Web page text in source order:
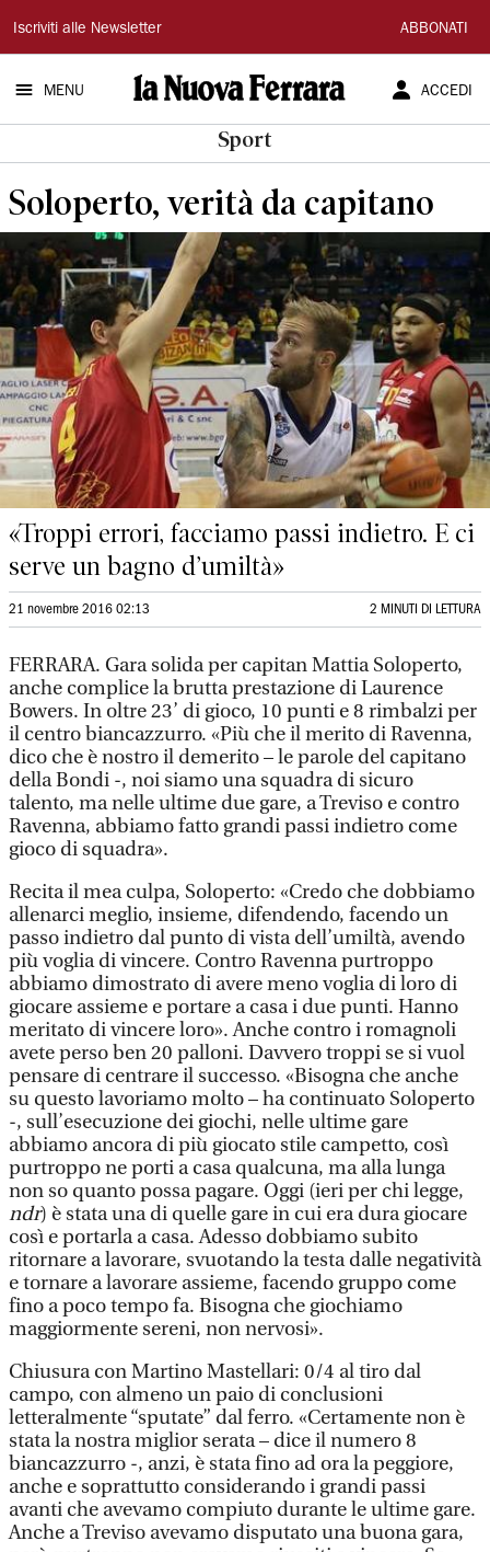
La
Nuova
Ferrara
Iscriviti alle Newsletter ABBONATI
MENU ACCEDI
Sport
Soloperto, verità da capitano
«Troppi errori, facciamo passi indietro. E ci
serve un bagno d’umiltà»
21 novembre 2016 02:13 2 MINUTI DI LETTURA
FERRARA. Gara solida per capitan Mattia Soloperto,
anche complice la brutta prestazione di Laurence
Bowers. In oltre 23’ di gioco, 10 punti e 8 rimbalzi per
il centro biancazzurro. «Più che il merito di Ravenna,
dico che è nostro il demerito – le parole del capitano
della Bondi -, noi siamo una squadra di sicuro
talento, ma nelle ultime due gare, a Treviso e contro
Ravenna, abbiamo fatto grandi passi indietro come
gioco di squadra».
Recita il mea culpa, Soloperto: «Credo che dobbiamo
allenarci meglio, insieme, difendendo, facendo un
passo indietro dal punto di vista dell’umiltà, avendo
più voglia di vincere. Contro Ravenna purtroppo
abbiamo dimostrato di avere meno voglia di loro di
giocare assieme e portare a casa i due punti. Hanno
meritato di vincere loro». Anche contro i romagnoli
avete perso ben 20 palloni. Davvero troppi se si vuol
pensare di centrare il successo. «Bisogna che anche
su questo lavoriamo molto – ha continuato Soloperto
-, sull’esecuzione dei giochi, nelle ultime gare
abbiamo ancora di più giocato stile campetto, così
purtroppo ne porti a casa qualcuna, ma alla lunga
non so quanto possa pagare. Oggi (ieri per chi legge,
ndr) è stata una di quelle gare in cui era dura giocare
così e portarla a casa. Adesso dobbiamo subito
ritornare a lavorare, svuotando la testa dalle negatività
e tornare a lavorare assieme, facendo gruppo come
fino a poco tempo fa. Bisogna che giochiamo
maggiormente sereni, non nervosi».
Chiusura con Martino Mastellari: 0/4 al tiro dal
campo, con almeno un paio di conclusioni
letteralmente “sputate” dal ferro. «Certamente non è
stata la nostra miglior serata – dice il numero 8
biancazzurro -, anzi, è stata fino ad ora la peggiore,
anche e soprattutto considerando i grandi passi
avanti che avevamo compiuto durante le ultime gare.
Anche a Treviso avevamo disputato una buona gara,